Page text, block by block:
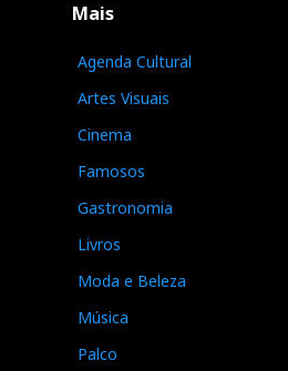
Mais
Agenda Cultural
Artes Visuais
Cinema
Famosos
Gastronomia
Livros
Moda e Beleza
Música
Palco